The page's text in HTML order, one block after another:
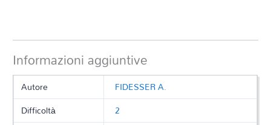
Informazioni aggiuntive
Autore
FIDESSER A.
Difficoltà
2